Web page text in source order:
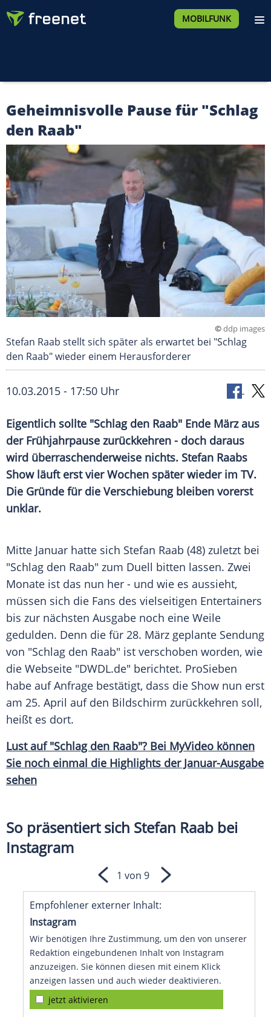
MOBILFUNK
Geheimnisvolle Pause für "Schlag
den Raab"
©ddp images
Stefan Raab stellt sich später als erwartet bei "Schlag
den Raab" wieder einem Herausforderer
10.03.2015 - 17:50 Uhr
Eigentlich sollte "Schlag den Raab" Ende März aus
der Frühjahrpause zurückkehren - doch daraus
wird überraschenderweise nichts. Stefan Raabs
Show läuft erst vier Wochen später wieder im TV.
Die Gründe für die Verschiebung bleiben vorerst
unklar.
Mitte Januar hatte sich Stefan Raab (48) zuletzt bei
"Schlag den Raab" zum Duell bitten lassen. Zwei
Monate ist das nun her - und wie es aussieht,
müssen sich die Fans des vielseitigen Entertainers
bis zur nächsten Ausgabe noch eine Weile
gedulden. Denn die für 28. März geplante Sendung
von "Schlag den Raab" ist verschoben worden, wie
die Webseite "DWDL.de" berichtet. ProSieben
habe auf Anfrage bestätigt, dass die Show nun erst
am 25. April auf den Bildschirm zurückkehren soll,
heißt es dort.
Lust auf "Schlag den Raab"? Bei MyVideo können
Sie noch einmal die Highlights der Januar-Ausgabe
sehen
So präsentiert sich Stefan Raab bei
Instagram
Empfohlener externer Inhalt:
Instagram
Wir benötigen Ihre Zustimmung, um den von unserer
Redaktion eingebundenen Inhalt von Instagram
anzuzeigen. Sie können diesen mit einem Klick
anzeigen lassen und auch wieder deaktivieren.
jetzt aktivieren
1 von 9